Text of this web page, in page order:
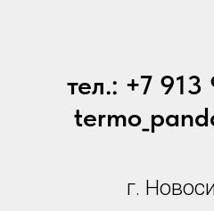
тел.: +7
г.